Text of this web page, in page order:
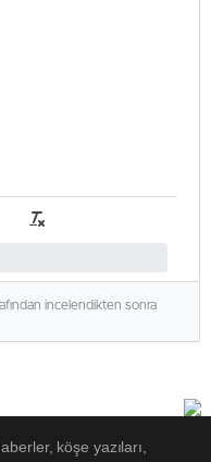
incelendikten sonra
köşe yazıları,